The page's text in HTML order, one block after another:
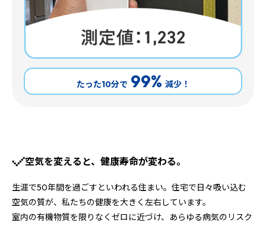
たった10分で 99% 減少！
空気を変えると、健康寿命が変わる。
生涯で50年間を過ごすといわれる住まい。住宅で日々吸い込む
空気の質が、私たちの健康を大きく左右しています。
室内の有機物質を限りなくゼロに近づけ、あらゆる病気のリスク